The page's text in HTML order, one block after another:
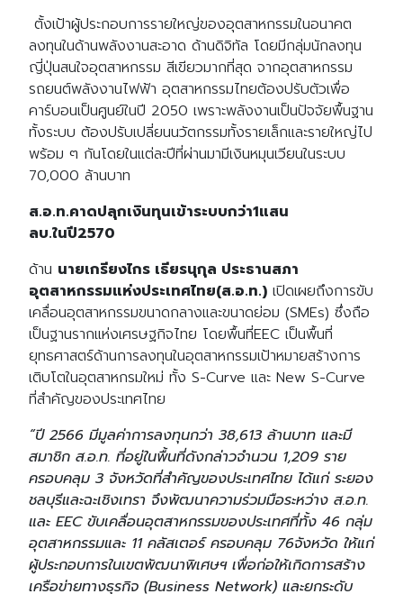
ตั้งเป้าผู้ประกอบการรายใหญ่ของอุตสาหกรรมในอนาคต
ลงทุนในด้านพลังงานสะอาด ด้านดิจิทัล โดยมีกลุ่มนักลงทุน
ญี่ปุ่นสนใจอุตสาหกรรม สีเขียวมากที่สุด จากอุตสาหกรรม
รถยนต์พลังงานไฟฟ้า อุตสาหกรรมไทยต้องปรับตัวเพื่อ
คาร์บอนเป็นศูนย์ในปี 2050 เพราะพลังงานเป็นปัจจัยพื้นฐาน
ทั้งระบบ ต้องปรับเปลี่ยนนวัตกรรมทั้งรายเล็กและรายใหญ่ไป
พร้อม ๆ กันโดยในแต่ละปีที่ผ่านมามีเงินหมุนเวียนในระบบ
70,000 ล้านบาท
ส.อ.ท.คาดปลุกเงินทุนเข้าระบบกว่า1แสน
ลบ.ในปี2570
ด้าน นายเกรียงไกร เธียรนุกุล ประธานสภา
อุตสาหกรรมแห่งประเทศไทย(ส.อ.ท.) เปิดเผยถึงการขับ
เคลื่อนอุตสาหกรรมขนาดกลางและขนาดย่อม (SMEs) ซึ่งถือ
เป็นฐานรากแห่งเศรษฐกิจไทย โดยพื้นที่EEC เป็นพื้นที่
ยุทธศาสตร์ด้านการลงทุนในอุตสาหกรรมเป้าหมายสร้างการ
เติบโตในอุตสาหกรมใหม่ ทั้ง S-Curve และ New S-Curve
ที่สำคัญของประเทศไทย
“ปี 2566 มีมูลค่าการลงทุนกว่า 38,613 ล้านบาท และมี
สมาชิก ส.อ.ท. ที่อยู่ในพื้นที่ดังกล่าวจำนวน 1,209 ราย
ครอบคลุม 3 จังหวัดที่สำคัญของประเทศไทย ได้แก่ ระยอง
ชลบุรีและฉะเชิงเทรา จึงพัฒนาความร่วมมือระหว่าง ส.อ.ท.
และ EEC ขับเคลื่อนอุตสาหกรรมของประเทศที่ทั้ง 46 กลุ่ม
อุตสาหกรรมและ 11 คลัสเตอร์ ครอบคลุม 76จังหวัด ให้แก่
ผู้ประกอบการในเขตพัฒนาพิเศษฯ เพื่อก่อให้เกิดการสร้าง
เครือข่ายทางธุรกิจ (Business Network) และยกระดับ